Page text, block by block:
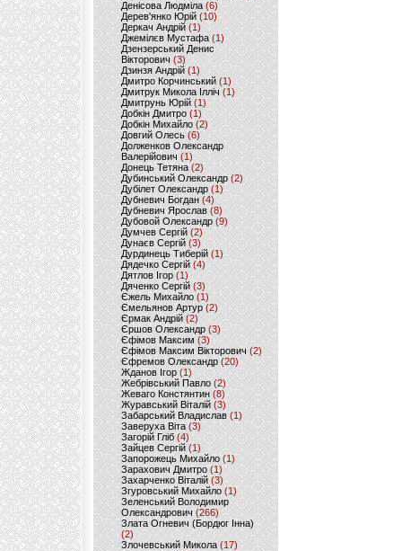
Денісова Людміла(6)
Дерев'янко Юрій(10)
Деркач Андрій(1)
Джемілєв Мустафа (1)
Дзензерський Денис
Вікторович (3)
Дзинзя Андрій (1)
Дмитро Корчинський (1)
Дмитрук Микола Ілліч (1)
Дмитрунь Юрій (1)
Добкін Дмитро(1)
Добкін Михайло (2)
Довгий Олесь (6)
Долженков Олександр
Валерійович (1)
Донець Тетяна (2)
Дубинський Олександр(2)
Дубілет Олександр (1)
Дубневич Богдан (4)
Дубневич Ярослав (8)
Дубовой Олександр(9)
Думчев Сергій (2)
Дунаєв Сергій(3)
Дурдинець Тиберій (1)
Дядечко Сергій (4)
Дятлов Ігор (1)
Дяченко Сергій (3)
Єжель Михайло (1)
Ємельянов Артур (2)
Єрмак Андрій (2)
Єршов Олександр (3)
Єфімов Максим (3)
Єфімов Максим Вікторович (2)
Єфремов Олександр (20)
Жданов Ігор (1)
Жебрівський Павло (2)
Жеваго Констянтин (8)
Журавський Віталій (3)
Забарський Владислав (1)
Заверуха Віта (3)
Загорій Гліб (4)
Зайцев Сергій(1)
Запорожець Михайло (1)
Зарахович Дмитро (1)
Захарченко Віталій (3)
Згуровський Михайло (1)
Зеленський Володимир
Олександрович (266)
Злата Огневич (Бордюг Інна)
(2)
Злочевський Микола(17)